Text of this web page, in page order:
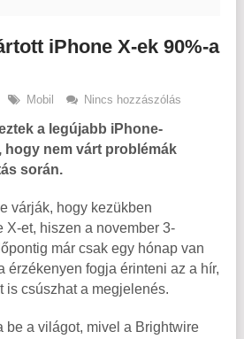
iPhone X-ek 90%-a
Mobil Nincs hozzászólás
a legújabb iPhone-
hogy nem várt problémák
során.
várják, hogy kezükben
X-et, hiszen a november 3-
már csak egy hónap van
érzékenyen fogja érinteni az a hír,
is csúszhat a megjelenés.
be a világot, mivel a Brightwire